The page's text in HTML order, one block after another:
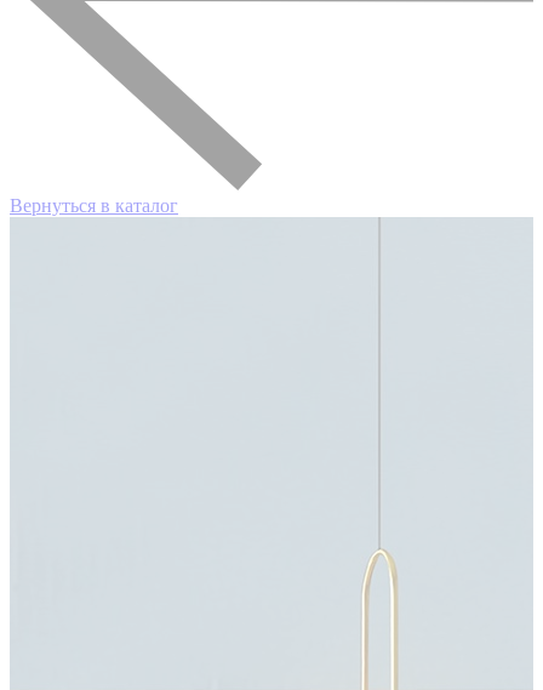
Вернуться в каталог